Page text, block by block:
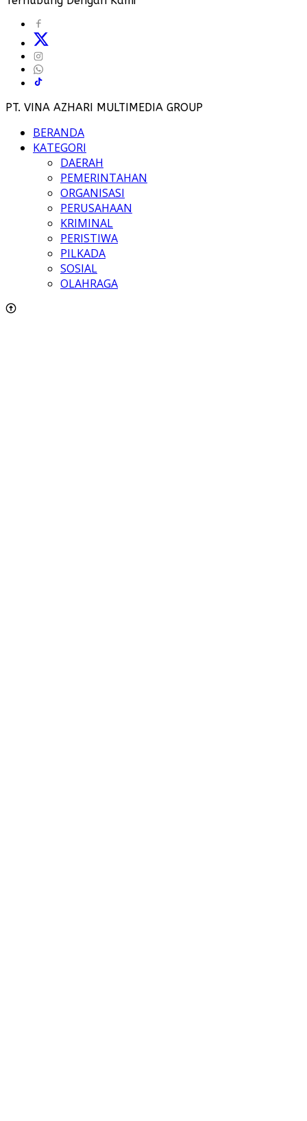
PT. VINA AZHARI MULTIMEDIA GROUP
BERANDA
KATEGORI
DAERAH
PEMERINTAHAN
ORGANISASI
PERUSAHAAN
KRIMINAL
PERISTIWA
PILKADA
SOSIAL
OLAHRAGA